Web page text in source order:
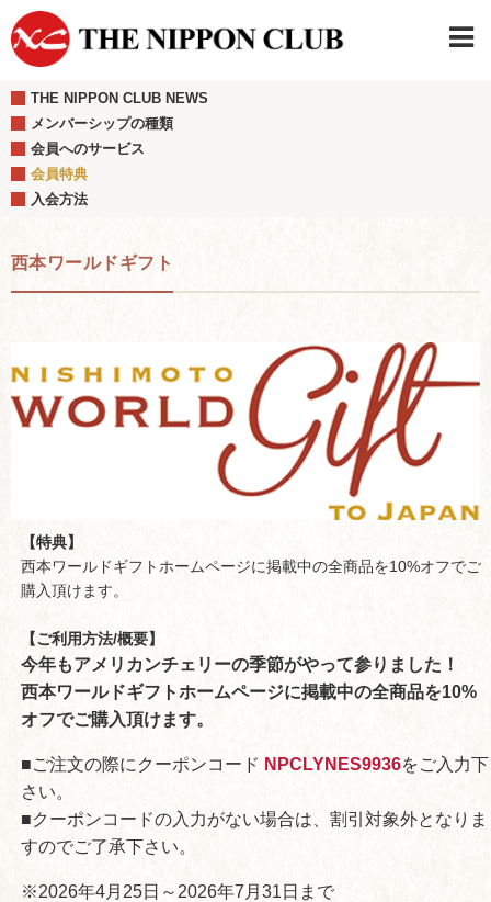
THE NIPPON CLUB NEWS
メンバーシップの種類
会員へのサービス
会員特典
入会方法
西本ワールドギフト
【特典】
西本ワールドギフトホームページに掲載中の全商品を10%オフでご
購入頂けます。
【ご利用方法/概要】
今年もアメリカンチェリーの季節がやって参りました！
西本ワールドギフトホームページに掲載中の全商品を10%
オフでご購入頂けます。
■ご注文の際にクーポンコード NPCLYNES9936をご入力下
さい。
■クーポンコードの入力がない場合は、割引対象外となりま
すのでご了承下さい。
※2026年4月25日～2026年7月31日まで
JAPANESE
日本クラブメンバーログイン